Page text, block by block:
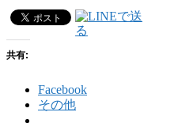
共有:
Facebook
その他